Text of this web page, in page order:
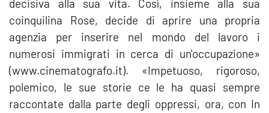
decisiva alla sua vita. Così, insieme alla sua
coinquilina Rose, decide di aprire una propria
agenzia per inserire nel mondo del lavoro i
numerosi immigrati in cerca di un'occupazione»
(www.cinematografo.it). «Impetuoso, rigoroso,
polemico, le sue storie ce le ha quasi sempre
raccontate dalla parte degli oppressi, ora, con In